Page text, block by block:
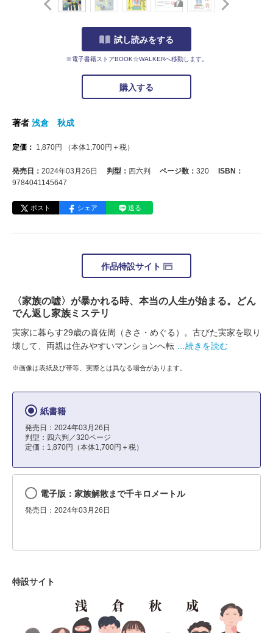
試し読みをする
※電子書籍ストアBOOK☆WALKERへ移動します。
購入する
著者 浅倉 秋成
定価： 1,870円 （本体1,700円＋税）
発売日： 2024年03月26日 判型： 四六判 ページ数： 320
ISBN：
9784041145647
ポスト シェア 送る
作品特設サイト
〈家族の嘘〉が暴かれる時、本当の人生が始まる。どん
でん返し家族ミステリ
実家に暮らす29歳の喜佐周（きさ・めぐる）。古びた実家を取り
壊して、両親は住みやすいマンションへ転
…続きを読む
※画像は表紙及び帯等、実際とは異なる場合があります。
紙書籍
発売日：2024年03月26日
判型：四六判／320ページ
定価：1,870円（本体1,700円＋税）
電子版：家族解散まで千キロメートル
発売日：2024年03月26日
特設サイト